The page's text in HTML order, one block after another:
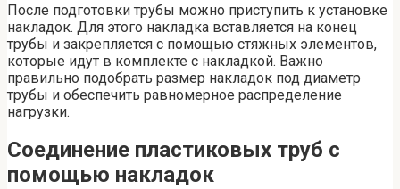
После подготовки трубы можно приступить к установке
накладок. Для этого накладка вставляется на конец
трубы и закрепляется с помощью стяжных элементов,
которые идут в комплекте с накладкой. Важно
правильно подобрать размер накладок под диаметр
трубы и обеспечить равномерное распределение
нагрузки.
Соединение пластиковых труб с
помощью накладок